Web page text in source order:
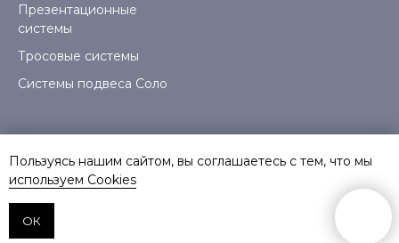
Презентационные
системы
Тросовые системы
Системы подвеса Соло
Copyright © 2023 Podvesgarant. All rights reserved. Информация
Пользуясь нашим сайтом, вы соглашаетесь с тем, что мы
используем Сookies
ОК